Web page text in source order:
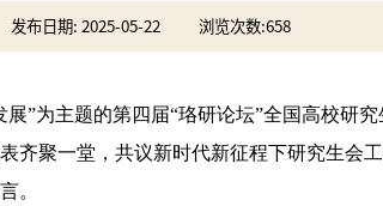
发布日期: 2025-05-22 浏览次数:658
”为主题的第四届“珞研论坛”全国高校研
齐聚一堂，共议新时代新征程下研究生会
。